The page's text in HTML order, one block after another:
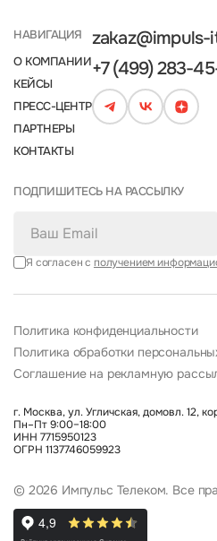
НАВИГАЦИЯ
О КОМПАНИИ
КЕЙСЫ
ПРЕСС-ЦЕНТР
ПАРТНЕРЫ
КОНТАКТЫ
zakaz@impuls-
+7 (499) 283-
ПОДПИШИТЕСЬ НА РАССЫЛКУ
Я согласен с получением
Политика конфиденциальности
Политика обработки
Соглашение на рекламную
г. Москва, ул. Угличская, домовл. 12,
Пн–Пт 9:00–18:00
ИНН 7715950123
ОГРН 1137746059923
© 2026 Импульс Телеком. Все